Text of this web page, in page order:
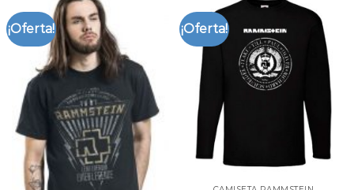
¡Oferta! ¡Oferta!